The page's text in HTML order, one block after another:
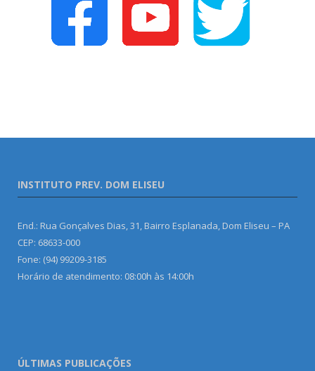
INSTITUTO PREV. DOM ELISEU
End.: Rua Gonçalves Dias, 31, Bairro Esplanada, Dom Eliseu – PA
CEP: 68633-000
Fone: (94) 99209-3185
Horário de atendimento: 08:00h às 14:00h
ÚLTIMAS PUBLICAÇÕES